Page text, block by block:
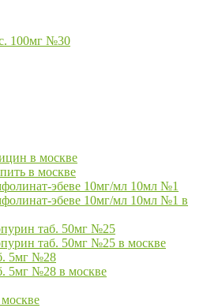
100мг №30
в москве
в москве
эбеве 10мг/мл 10мл №1
эбеве 10мг/мл 10мл №1 в
таб. 50мг №25
таб. 50мг №25 в москве
5мг №28
5мг №28 в москве